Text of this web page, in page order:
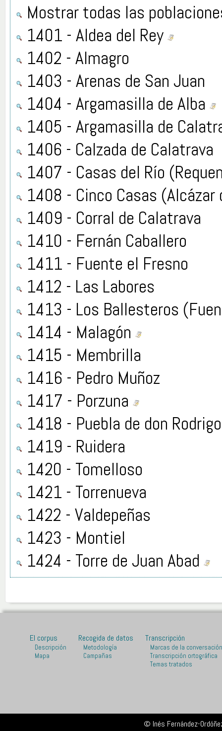
Mostrar todas las
1401 - Aldea del Rey
1402 - Almagro
1403 - Arenas de San Juan
1404 - Argamasilla de Alba
1405 - Argamasilla de
1406 - Calzada de Calatrava
1407 - Casas del Río
1408 - Cinco Casas (Alcázar
1409 - Corral de Calatrava
1410 - Fernán Caballero
1411 - Fuente el Fresno
1412 - Las Labores
1413 - Los Ballesteros
1414 - Malagón
1415 - Membrilla
1416 - Pedro Muñoz
1417 - Porzuna
1418 - Puebla de don Rodrigo
1419 - Ruidera
1420 - Tomelloso
1421 - Torrenueva
1422 - Valdepeñas
1423 - Montiel
1424 - Torre de Juan Abad
El corpus
Descripción
Mapa
Recogida de datos
Metodología
Campañas
Transcripción
Marcas de la conversación
Transcripción ortográfica
Temas tratados
© Inés Fernández-